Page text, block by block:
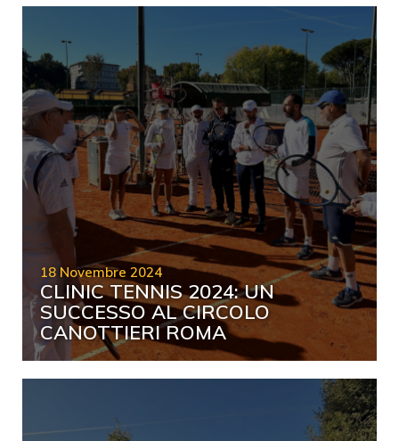
18 Novembre 2024
CLINIC TENNIS 2024: UN
SUCCESSO AL CIRCOLO
CANOTTIERI ROMA